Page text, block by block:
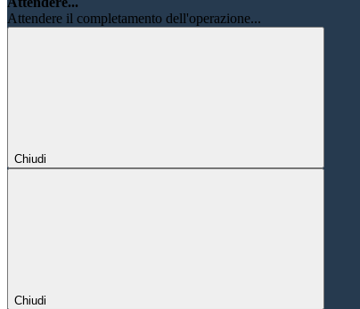
Attendere il completamento dell'operazione...
Chiudi
Chiudi